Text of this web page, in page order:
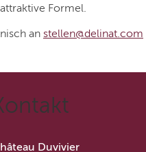
Formel.
an stellen@delinat.com
Duvivier